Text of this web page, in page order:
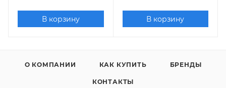
В корзину В корзину
О КОМПАНИИ КАК КУПИТЬ БРЕНДЫ
КОНТАКТЫ